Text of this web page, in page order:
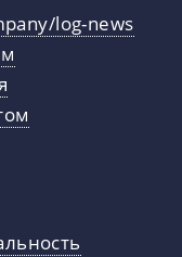
log-news